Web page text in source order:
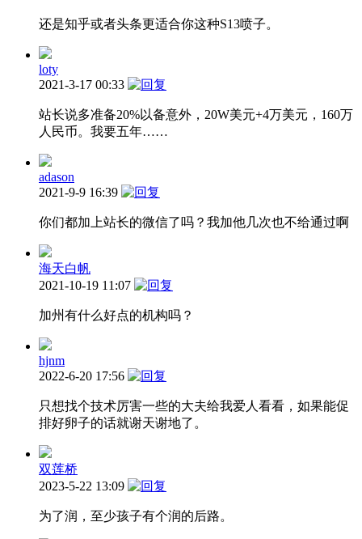
还是知乎或者头条更适合你这种S13喷子。
loty
2021-3-17 00:33
站长说多准备20%以备意外，20W美元+4万美元，160万
人民币。我要五年……
adason
2021-9-9 16:39
你们都加上站长的微信了吗？我加他几次也不给通过啊
海天白帆
2021-10-19 11:07
加州有什么好点的机构吗？
hjnm
2022-6-20 17:56
只想找个技术厉害一些的大夫给我爱人看看，如果能促
排好卵子的话就谢天谢地了。
双莲桥
2023-5-22 13:09
为了润，至少孩子有个润的后路。